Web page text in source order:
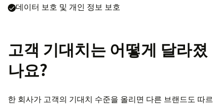
데이터 보호 및 개인 정보 보호
고객 기대치는 어떻게 달라졌
나요?
한 회사가 고객의 기대치 수준을 올리면 다른 브랜드도 따르